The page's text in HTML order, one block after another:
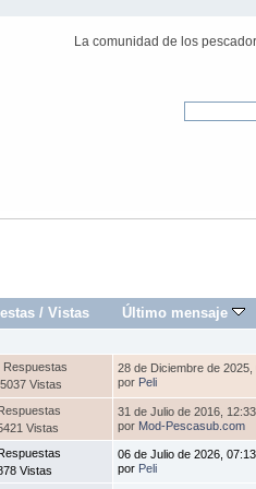
La comunidad de los
/Vistas Último mensaje
Respuestas
Vistas
28 de Diciembre de 2025,
por Peli
Vistas
31 de Julio de 2016,
por Mod-Pescasub.com
Vistas
06 de Julio de 2026,
por Peli